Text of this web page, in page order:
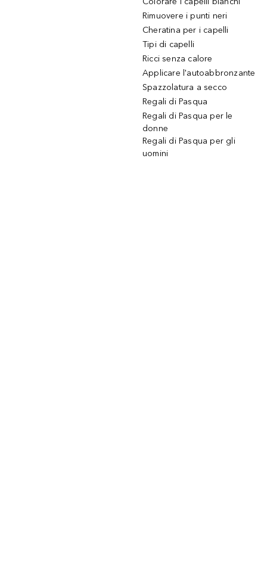
Rimuovere i punti neri
Cheratina per i capelli
Tipi di capelli
Ricci senza calore
Applicare l'autoabbronzante
Spazzolatura a secco
Regali di Pasqua
Regali di Pasqua per le
donne
Regali di Pasqua per gli
uomini